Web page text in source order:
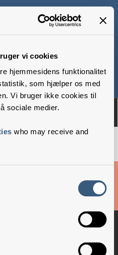
vi cookies
hjemmesidens funktionalitet
som hjælper os med
Vi bruger ikke cookies til
sociale medier.
who may receive and